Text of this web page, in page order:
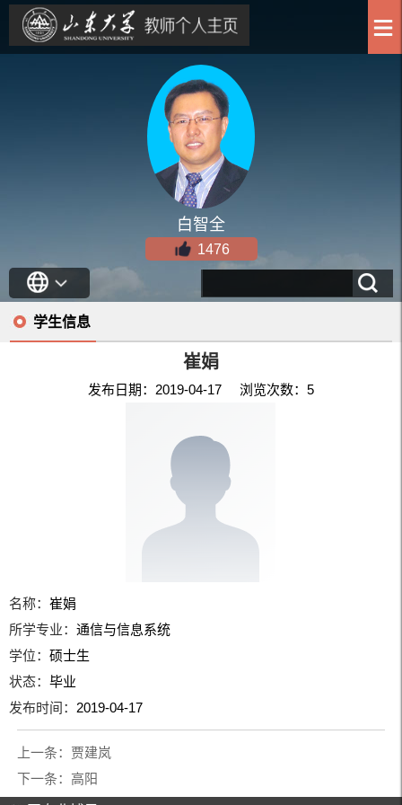
白智全
1476
学生信息
崔娟
发布日期：2019-04-17 浏览次数： 5
名称：崔娟
所学专业：通信与信息系统
学位：硕士生
状态：毕业
发布时间： 2019-04-17
上一条： 贾建岚
下一条： 高阳